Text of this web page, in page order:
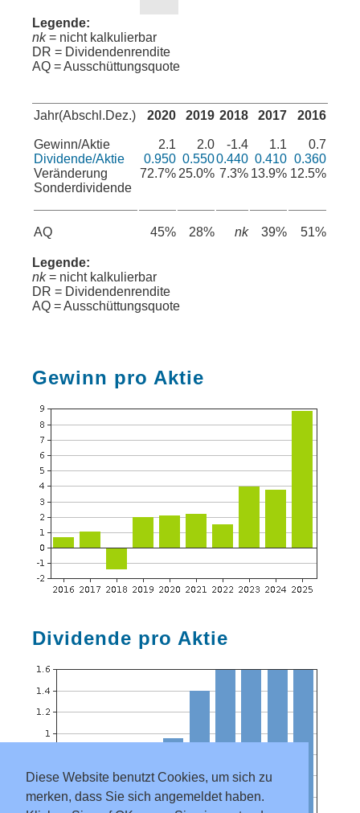
Diese Website benutzt Cookies, um sich zu
merken, dass Sie sich angemeldet haben.
Legende:
nk= nicht kalkulierbar
DR = Dividendenrendite
AQ = Ausschüttungsquote
Jahr(Abschl.Dez.)
Gewinn/Aktie
Dividende/Aktie
Veränderung
Sonderdividende
AQ
2020
2.1
0.950
72.7%
45%
2019
2.0
0.550
25.0%
28%
2018
-1.4
0.440
7.3%
nk
2017
1.1
0.410
13.9%
39%
2016
0.7
0.360
12.5%
51%
Legende:
nk= nicht kalkulierbar
DR = Dividendenrendite
AQ = Ausschüttungsquote
Gewinn pro Aktie
Dividende pro Aktie